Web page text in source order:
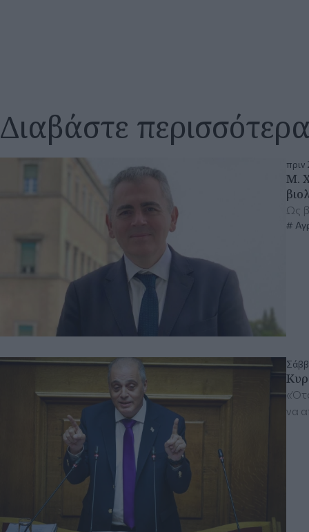
Διαβάστε περισσότερα
πριν
Μ.
Ως
να